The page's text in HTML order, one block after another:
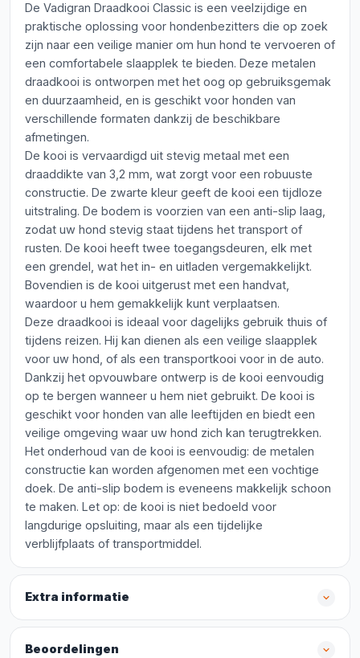
De Vadigran Draadkooi Classic is een veelzijdige en
praktische oplossing voor hondenbezitters die op zoek
zijn naar een veilige manier om hun hond te vervoeren of
een comfortabele slaapplek te bieden. Deze metalen
draadkooi is ontworpen met het oog op gebruiksgemak
en duurzaamheid, en is geschikt voor honden van
verschillende formaten dankzij de beschikbare
afmetingen.
De kooi is vervaardigd uit stevig metaal met een
draaddikte van 3,2 mm, wat zorgt voor een robuuste
constructie. De zwarte kleur geeft de kooi een tijdloze
uitstraling. De bodem is voorzien van een anti-slip laag,
zodat uw hond stevig staat tijdens het transport of
rusten. De kooi heeft twee toegangsdeuren, elk met
een grendel, wat het in- en uitladen vergemakkelijkt.
Bovendien is de kooi uitgerust met een handvat,
waardoor u hem gemakkelijk kunt verplaatsen.
Deze draadkooi is ideaal voor dagelijks gebruik thuis of
tijdens reizen. Hij kan dienen als een veilige slaapplek
voor uw hond, of als een transportkooi voor in de auto.
Dankzij het opvouwbare ontwerp is de kooi eenvoudig
op te bergen wanneer u hem niet gebruikt. De kooi is
geschikt voor honden van alle leeftijden en biedt een
veilige omgeving waar uw hond zich kan terugtrekken.
Het onderhoud van de kooi is eenvoudig: de metalen
constructie kan worden afgenomen met een vochtige
doek. De anti-slip bodem is eveneens makkelijk schoon
te maken. Let op: de kooi is niet bedoeld voor
langdurige opsluiting, maar als een tijdelijke
verblijfplaats of transportmiddel.
Extra informatie
Beoordelingen